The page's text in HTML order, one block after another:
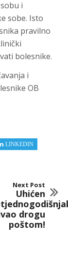
i
sobe. Isto
pravilno
bolesnike.
i
OB
LINKEDIN
Next Post
Uhićen
drogu
poštom!